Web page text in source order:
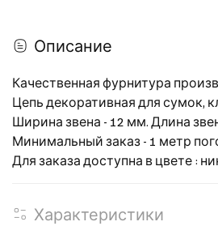
Описание
Качественная фурнитура
Цепь декоративная для сумок,
Ширина звена - 12 мм. Длина
Минимальный заказ - 1 метр
Для заказа доступна в цвете :
Характеристики